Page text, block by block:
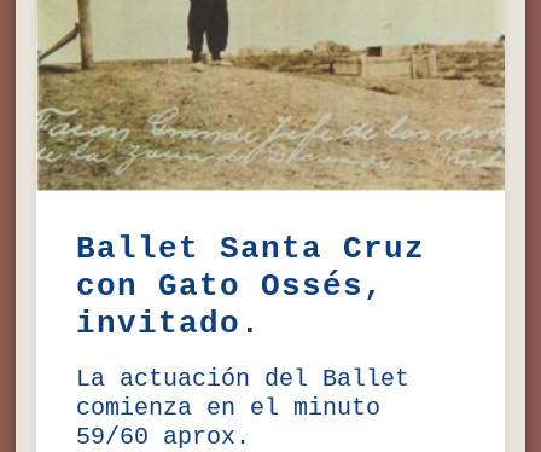
Ballet Santa Cruz
con Gato Ossés,
invitado.
La actuación del Ballet
comienza en el minuto
59/60 aprox.